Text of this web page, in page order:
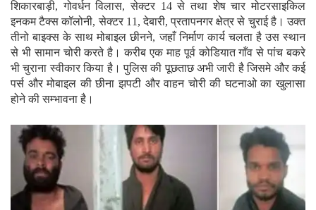
शिकारबाड़ी, गोवर्धन विलास, सेक्टर 14 से तथा शेष चार मोटरसाइकिल
इनकम टैक्स कॉलोनी, सेक्टर 11, देबारी, प्रतापनगर क्षेत्र से चुराई है। उक्त
तीनो बाइक्स के साथ मोबाइल छीनने, जहाँ निर्माण कार्य चलता है उस स्थान
से भी सामान चोरी करते है। करीब एक माह पूर्व कोडियात गाँव से पांच बकरे
भी चुराना स्वीकार किया है। पुलिस की पूछताछ अभी जारी है जिसमे और कई
पर्स और मोबाइल की छीना झपटी और वाहन चोरी की घटनाओ का खुलासा
होने की सम्भावना है।